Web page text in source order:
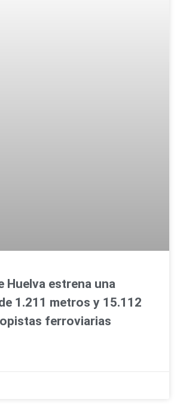
Huelva estrena una
1.211 metros y 15.112
ferroviarias